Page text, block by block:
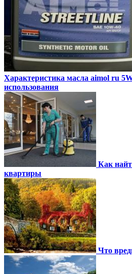
Характеристика масла aimol ru
использования
Как
квартиры
Что